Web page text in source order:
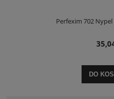
Perfexim 702 Nypel
DO